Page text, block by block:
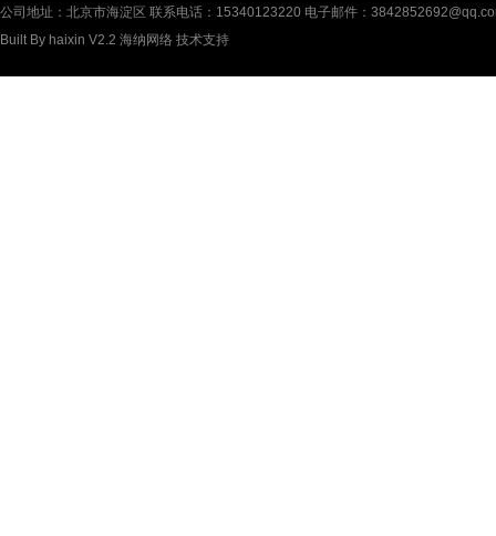
公司地址：北京市海淀区 联系电话：15340123220 电子邮件：
Built By haixin V2.2 海纳网络 技术支持